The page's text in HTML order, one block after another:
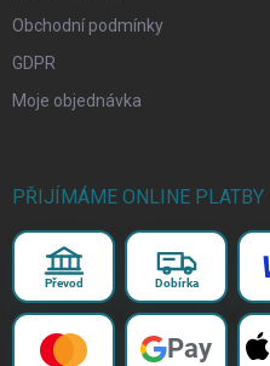
Obchodní podmínky
GDPR
Moje objednávka
PŘIJÍMÁME ONLINE PLATBY
Převod Dobírka
Pay